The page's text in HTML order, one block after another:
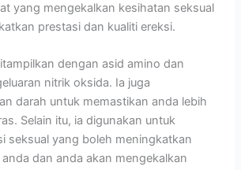
yang mengekalkan kesihatan seksual
prestasi dan kualiti ereksi.
dengan asid amino dan
nitrik oksida. Ia juga
darah untuk memastikan anda lebih
Selain itu, ia digunakan untuk
seksual yang boleh meningkatkan
dan anda akan mengekalkan